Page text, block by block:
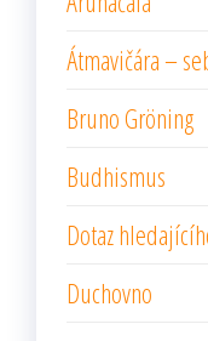
Átmavičára –
Bruno Gröning
Budhismus
Dotaz
Duchovno